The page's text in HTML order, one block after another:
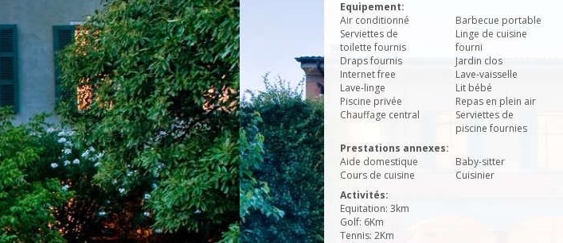
Equipement:
Air conditionné
Barbecue portable
Serviettes de
toilette fournis
Linge de cuisine
fourni
Draps fournis
Jardin clos
Internet free
Lave-vaisselle
Lave-linge
Lit bébé
Piscine privée
Repas en plein air
Chauffage central
Serviettes de
piscine fournies
Prestations annexes:
Aide domestique
Baby-sitter
Cours de cuisine
Cuisinier
Activités:
Equitation: 3km
Golf: 6Km
Tennis: 2Km